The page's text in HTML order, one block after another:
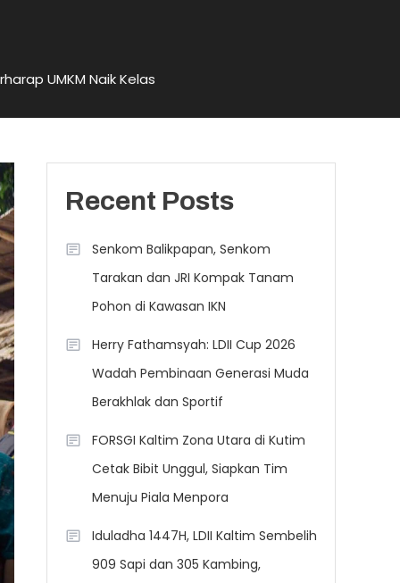
UMKM Naik Kelas
Recent Posts
Senkom Balikpapan, Senkom
Tarakan dan JRI Kompak Tanam
Pohon di Kawasan IKN
Herry Fathamsyah: LDII Cup 2026
Wadah Pembinaan Generasi Muda
Berakhlak dan Sportif
FORSGI Kaltim Zona Utara di Kutim
Cetak Bibit Unggul, Siapkan Tim
Menuju Piala Menpora
Iduladha 1447H, LDII Kaltim Sembelih
909 Sapi dan 305 Kambing,